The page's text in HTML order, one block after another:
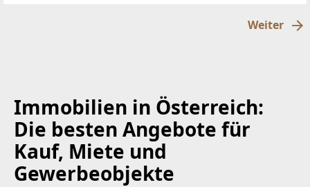
Weiter
Immobilien in Österreich:
Die besten Angebote für
Kauf, Miete und
Gewerbeobjekte